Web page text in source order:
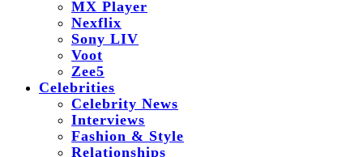
MX Player
Nexflix
Sony LIV
Voot
Zee5
Celebrities
Celebrity News
Interviews
Fashion & Style
Relationships